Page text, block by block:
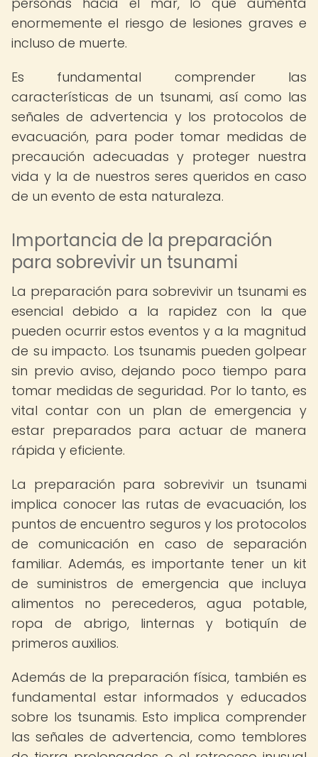
enormemente el riesgo de lesiones graves e
incluso de muerte.
Es fundamental comprender las
características de un tsunami, así como las
señales de advertencia y los protocolos de
evacuación, para poder tomar medidas de
precaución adecuadas y proteger nuestra
vida y la de nuestros seres queridos en caso
de un evento de esta naturaleza.
Importancia de la preparación
para sobrevivir un tsunami
La preparación para sobrevivir un tsunami es
esencial debido a la rapidez con la que
pueden ocurrir estos eventos y a la magnitud
de su impacto. Los tsunamis pueden golpear
sin previo aviso, dejando poco tiempo para
tomar medidas de seguridad. Por lo tanto, es
vital contar con un plan de emergencia y
estar preparados para actuar de manera
rápida y eficiente.
La preparación para sobrevivir un tsunami
implica conocer las rutas de evacuación, los
puntos de encuentro seguros y los protocolos
de comunicación en caso de separación
familiar. Además, es importante tener un kit
de suministros de emergencia que incluya
alimentos no perecederos, agua potable,
ropa de abrigo, linternas y botiquín de
primeros auxilios.
Además de la preparación física, también es
fundamental estar informados y educados
sobre los tsunamis. Esto implica comprender
las señales de advertencia, como temblores